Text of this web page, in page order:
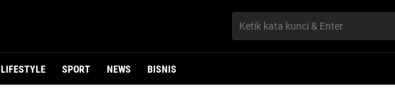
LIFESTYLE SPORT NEWS BISNIS